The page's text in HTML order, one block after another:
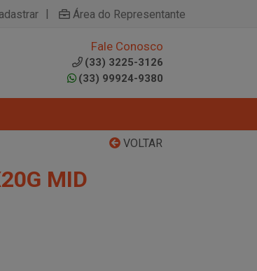
| Área do Representante
Fale Conosco
(33) 3225-3126
(33) 99924-9380
VOLTAR
MID